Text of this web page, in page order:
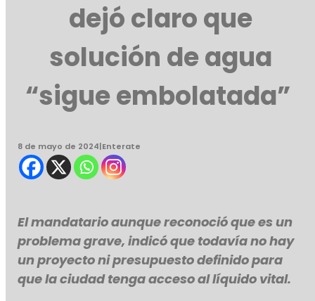
dejó claro que
solución de agua
“sigue embolatada”
8 de mayo de 2024|Enterate
El mandatario aunque reconoció que es un
problema grave, indicó que todavía no hay
un proyecto ni presupuesto definido para
que la ciudad tenga acceso al líquido vital.